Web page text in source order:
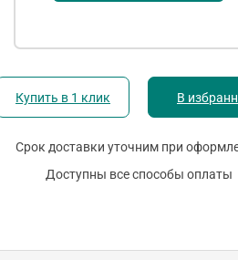
Купить в 1 клик В
Срок доставки уточним при
Доступны все способы оплаты